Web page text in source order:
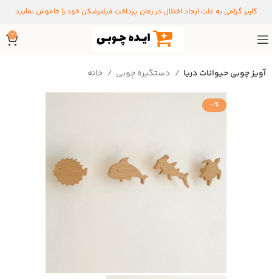
کاربر گرامی به علت ایجاد اختلال در زمان پرداخت فیلترشکن خود را خاموش نمایید
0
خانه دستگیره‌ چوبی آویز چوبی حیوانات دریا
-1%